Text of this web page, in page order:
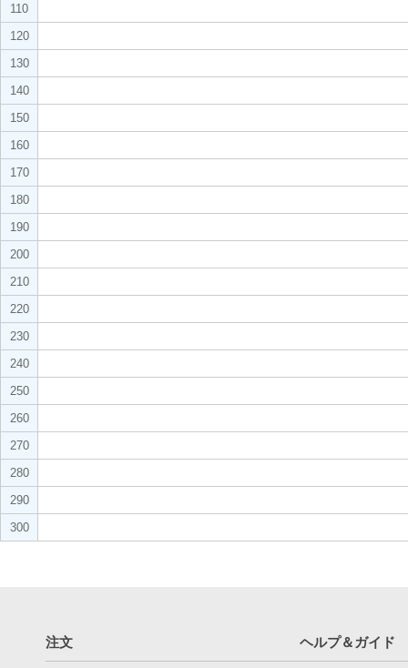
110
120
130
140
150
160
170
180
190
200
210
220
230
240
250
260
270
280
290
300
注文 ヘルプ＆ガイド